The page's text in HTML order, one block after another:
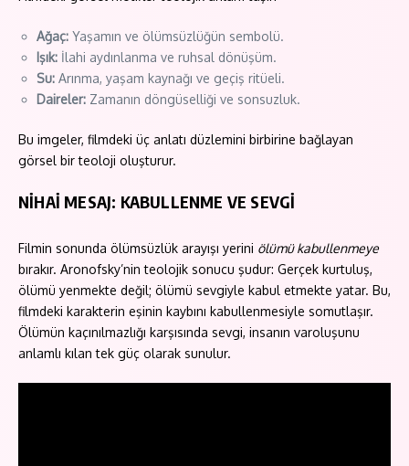
Ağaç: Yaşamın ve ölümsüzlüğün sembolü.
Işık: İlahi aydınlanma ve ruhsal dönüşüm.
Su: Arınma, yaşam kaynağı ve geçiş ritüeli.
Daireler: Zamanın döngüselliği ve sonsuzluk.
Bu imgeler, filmdeki üç anlatı düzlemini birbirine bağlayan
görsel bir teoloji oluşturur.
NİHAİ MESAJ: KABULLENME VE SEVGİ
Filmin sonunda ölümsüzlük arayışı yerini ölümü kabullenmeye
bırakır. Aronofsky’nin teolojik sonucu şudur: Gerçek kurtuluş,
ölümü yenmekte değil; ölümü sevgiyle kabul etmekte yatar. Bu,
filmdeki karakterin eşinin kaybını kabullenmesiyle somutlaşır.
Ölümün kaçınılmazlığı karşısında sevgi, insanın varoluşunu
anlamlı kılan tek güç olarak sunulur.